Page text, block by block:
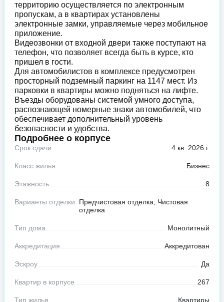
территорию осуществляется по электронным
пропускам, а в квартирах установлены
электронные замки, управляемые через мобильное
приложение.
Видеозвонки от входной двери также поступают на
телефон, что позволяет всегда быть в курсе, кто
пришел в гости.
Для автомобилистов в комплексе предусмотрен
просторный подземный паркинг на 1147 мест. Из
парковки в квартиры можно подняться на лифте.
Въезды оборудованы системой умного доступа,
распознающей номерные знаки автомобилей, что
обеспечивает дополнительный уровень
безопасности и удобства.
Подробнее о корпусе
Срок сдачи 4 кв. 2026 г.
Класс жилья Бизнес
Этажность 8
Варианты отделки
Предчистовая отделка, Чистовая
отделка
Тип дома Монолитный
Аккредитация Аккредитован
Эскроу Да
Квартир в корпусе 267
Тип жилья Квартиры